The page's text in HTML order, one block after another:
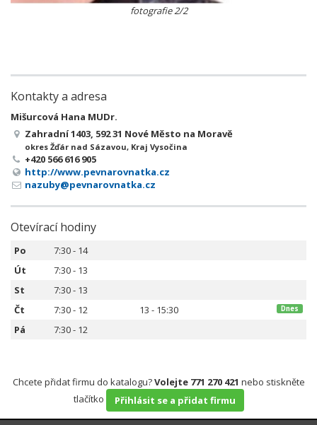
fotografie 2/2
Kontakty a adresa
Mišurcová Hana MUDr.
Zahradní 1403, 592 31 Nové Město na Moravě
okres Žďár nad Sázavou, Kraj Vysočina
+420 566 616 905
http://www.pevnarovnatka.cz
nazuby@pevnarovnatka.cz
Otevírací hodiny
Po
7:30 - 14
Út
7:30 - 13
St
7:30 - 13
Čt
7:30 - 12 13 - 15:30 Dnes
Pá 7:30 - 12
Chcete přidat firmu do katalogu?Volejte 771 270 421 nebo stiskněte
tlačítko
Přihlásit se a přidat firmu